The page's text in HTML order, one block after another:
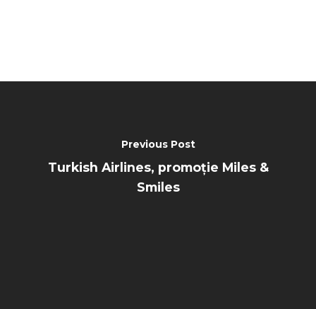
Previous Post
Turkish Airlines, promoție Miles &
Smiles